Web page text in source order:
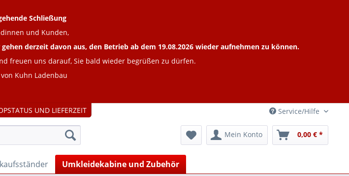
Service/Hilfe
Mein Konto 0,00 € *
Umkleidekabine und Zubehör
UND LIEFERZEIT
Schließung
und Kunden,
derzeit davon aus, den Betrieb ab dem 19.08.2026 wieder aufnehmen zu können.
freuen uns darauf, Sie bald wieder begrüßen zu dürfen.
Kuhn Ladenbau